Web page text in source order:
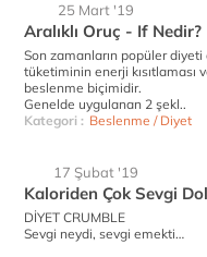
25 Mart '19
Aralıklı Oruç - If Nedir?
Son zamanların popüler
tüketiminin enerji
beslenme biçimidir.
Genelde uygulanan 2 şekl..
Kategori : Beslenme / Diyet
17 Şubat '19
Kaloriden Çok Sevgi
DİYET CRUMBLE
Sevgi neydi, sevgi emekti…